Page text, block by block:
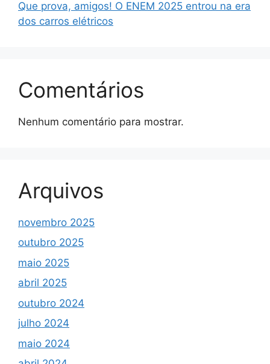
Que prova, amigos! O ENEM 2025 entrou na era
dos carros elétricos
Comentários
Nenhum comentário para mostrar.
Arquivos
novembro 2025
outubro 2025
maio 2025
abril 2025
outubro 2024
julho 2024
maio 2024